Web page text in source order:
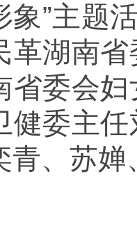
象”主题
革湖南
省委会
健委主
青、苏